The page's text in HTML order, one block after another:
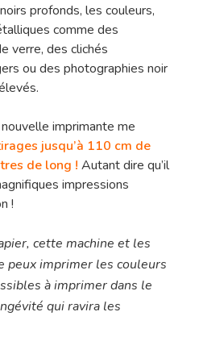
profonds, les couleurs,
comme des
verre, des clichés
ou des photographies noir
imprimante me
jusqu’à 110 cm de
de long ! Autant dire qu’il
impressions
!
cette machine et les
peux imprimer les couleurs
à imprimer dans le
qui ravira les